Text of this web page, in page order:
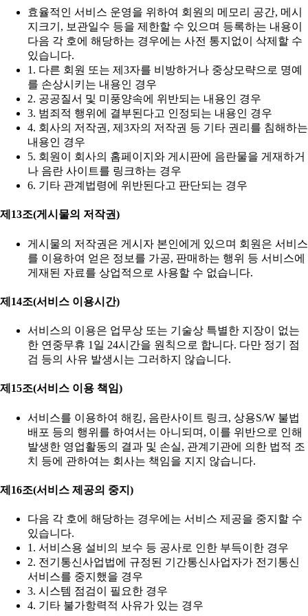
효율적인 서비스 운영을 위하여 회원의 메모리 공간, 메시
지크기, 보관일수 등을 제한할 수 있으며 등록하는 내용이
다음 각 호에 해당하는 경우에는 사전 통지없이 삭제할 수
있습니다.
1. 다른 회원 또는 제3자를 비방하거나 중상모략으로 명예
를 손상시키는 내용인 경우
2. 공공질서 및 미풍양속에 위반되는 내용인 경우
3. 범죄적 행위에 결부된다고 인정되는 내용인 경우
4. 회사의 저작권, 제3자의 저작권 등 기타 권리를 침해하는
내용인 경우
5. 회원이 회사의 홈페이지와 게시판에 음란물을 게재하거
나 음란 사이트를 링크하는 경우
6. 기타 관계법령에 위반된다고 판단되는 경우
제13조(게시물의 저작권)
게시물의 저작권은 게시자 본인에게 있으며 회원은 서비스
를 이용하여 얻은 정보를 가공, 판매하는 행위 등 서비스에
게재된 자료를 상업적으로 사용할 수 없습니다.
제14조(서비스 이용시간)
서비스의 이용은 업무상 또는 기술상 특별한 지장이 없는
한 연중무휴 1일 24시간을 원칙으로 합니다. 다만 정기 점
검 등의 사유 발생시는 그러하지 않습니다.
제15조(서비스 이용 책임)
서비스를 이용하여 해킹, 음란사이트 링크, 상용S/W 불법
배포 등의 행위를 하여서는 아니되며, 이를 위반으로 인해
발생한 영업활동의 결과 및 손실, 관계기관에 의한 법적 조
치 등에 관하여는 회사는 책임을 지지 않습니다.
제16조(서비스 제공의 중지)
다음 각 호에 해당하는 경우에는 서비스 제공을 중지할 수
있습니다.
1. 서비스용 설비의 보수 등 공사로 인한 부득이한 경우
2. 전기통신사업법에 규정된 기간통신사업자가 전기통신
서비스를 중지했을 경우
3. 시스템 점검이 필요한 경우
4. 기타 불가항력적 사유가 있는 경우